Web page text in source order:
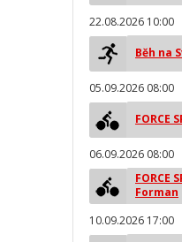
22.08.2026 10:00
Běh na
05.09.2026 08:00
FORCE
06.09.2026 08:00
FORCE
Forman
10.09.2026 17:00